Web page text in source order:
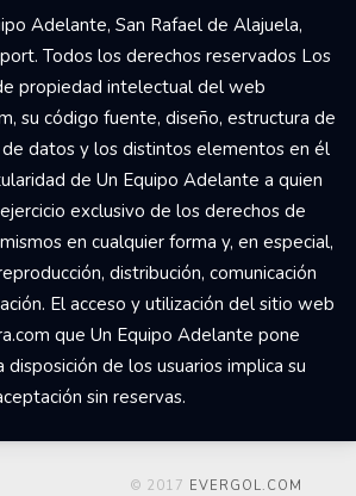
Adelante, San Rafael de Alajuela,
Todos los derechos reservados Los
propiedad intelectual del web
su código fuente, diseño, estructura de
de datos y los distintos elementos en él
de Un Equipo Adelante a quien
exclusivo de los derechos de
en cualquier forma y, en especial,
distribución, comunicación
El acceso y utilización del sitio web
que Un Equipo Adelante pone
de los usuarios implica su
sin reservas.
© 2017 EVERGOL.COM